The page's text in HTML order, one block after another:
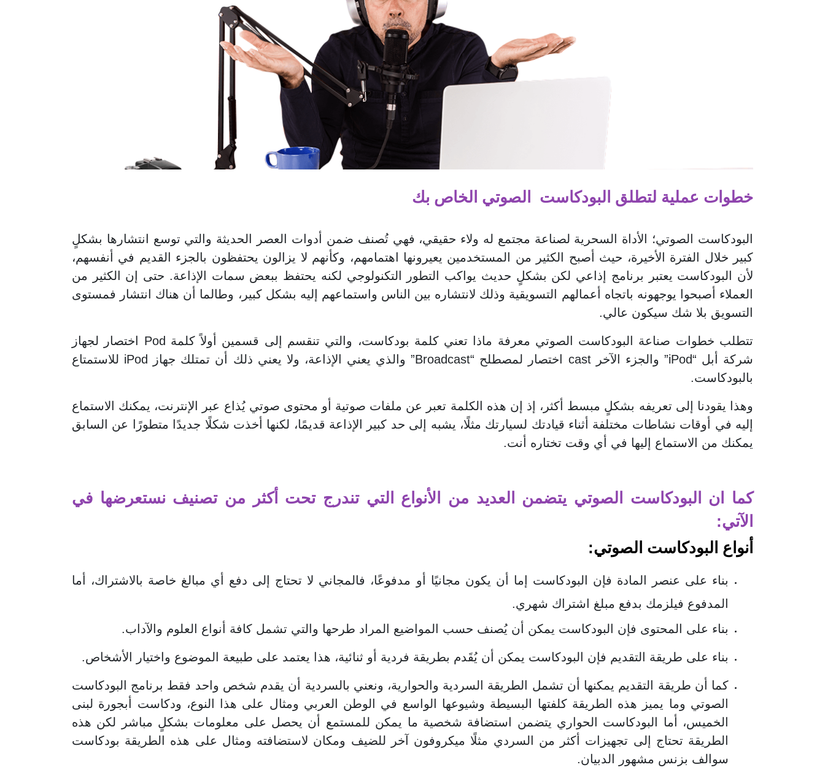
خطوات عملية لتطلق البودكاست الصوتي الخاص بك
البودكاست الصوتي؛ الأداة السحرية لصناعة مجتمع له ولاء حقيقي، فهي تُصنف ضمن أدوات العصر الحديثة والتي توسع انتشارها بشكلٍ
كبير خلال الفترة الأخيرة، حيث أصبح الكثير من المستخدمين يعيرونها اهتمامهم، وكأنهم لا يزالون يحتفظون بالجزء القديم في أنفسهم،
لأن البودكاست يعتبر برنامج إذاعي لكن بشكلٍ حديث يواكب التطور التكنولوجي لكنه يحتفظ ببعض سمات الإذاعة. حتى إن الكثير من
العملاء أصبحوا يوجهونه باتجاه أعمالهم التسويقية وذلك لانتشاره بين الناس واستماعهم إليه بشكل كبير، وطالما أن هناك انتشار فمستوى
التسويق بلا شك سيكون عالي.
تتطلب خطوات صناعة البودكاست الصوتي معرفة ماذا تعني كلمة بودكاست، والتي تنقسم إلى قسمين أولاً كلمة Pod اختصار لجهاز
شركة أبل “iPod” والجزء الآخر cast اختصار لمصطلح “Broadcast” والذي يعني الإذاعة، ولا يعني ذلك أن تمتلك جهاز iPod للاستمتاع
بالبودكاست.
وهذا يقودنا إلى تعريفه بشكلٍ مبسط أكثر، إذ إن هذه الكلمة تعبر عن ملفات صوتية أو محتوى صوتي يُذاع عبر الإنترنت، يمكنك الاستماع
إليه في أوقات نشاطات مختلفة أثناء قيادتك لسيارتك مثلًا، يشبه إلى حد كبير الإذاعة قديمًا، لكنها أخذت شكلًا جديدًا متطورًا عن السابق
يمكنك من الاستماع إليها في أي وقت تختاره أنت.
كما ان البودكاست الصوتي يتضمن العديد من الأنواع التي تندرج تحت أكثر من تصنيف نستعرضها في
الآتي:
أنواع البودكاست الصوتي:
بناء على عنصر المادة فإن البودكاست إما أن يكون مجانيًا أو مدفوعًا، فالمجاني لا تحتاج إلى دفع أي مبالغ خاصة بالاشتراك، أما
المدفوع فيلزمك بدفع مبلغ اشتراك شهري.
بناء على المحتوى فإن البودكاست يمكن أن يُصنف حسب المواضيع المراد طرحها والتي تشمل كافة أنواع العلوم والآداب.
بناء على طريقة التقديم فإن البودكاست يمكن أن يُقَدم بطريقة فردية أو ثنائية، هذا يعتمد على طبيعة الموضوع واختيار الأشخاص.
كما أن طريقة التقديم يمكنها أن تشمل الطريقة السردية والحوارية، ونعني بالسردية أن يقدم شخص واحد فقط برنامج البودكاست
الصوتي وما يميز هذه الطريقة كلفتها البسيطة وشيوعها الواسع في الوطن العربي ومثال على هذا النوع، ودكاست أبجورة لبنى
الخميس، أما البودكاست الحواري يتضمن استضافة شخصية ما يمكن للمستمع أن يحصل على معلومات بشكلٍ مباشر لكن هذه
الطريقة تحتاج إلى تجهيزات أكثر من السردي مثلًا ميكروفون آخر للضيف ومكان لاستضافته ومثال على هذه الطريقة بودكاست
سوالف بزنس مشهور الدبيان.